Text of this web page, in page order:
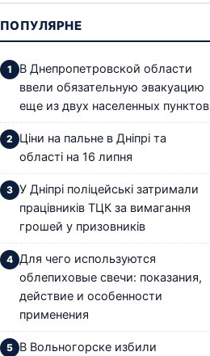
ПОПУЛЯРНЕ
В Днепропетровской области
ввели обязательную эвакуацию
еще из двух населенных пунктов
Ціни на пальне в Дніпрі та
області на 16 липня
У Дніпрі поліцейські затримали
працівників ТЦК за вимагання
грошей у призовників
Для чего используются
облепиховые свечи: показания,
действие и особенности
применения
В Вольногорске избили